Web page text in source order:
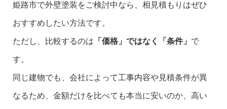
姫路市で外壁塗装をご検討中なら、相見積もりはぜひ
おすすめしたい方法です。
ただし、比較するのは 「価格」ではなく「条件」 で
す。
同じ建物でも、会社によって工事内容や見積条件が異
なるため、金額だけを比べても本当に安いのか、高い